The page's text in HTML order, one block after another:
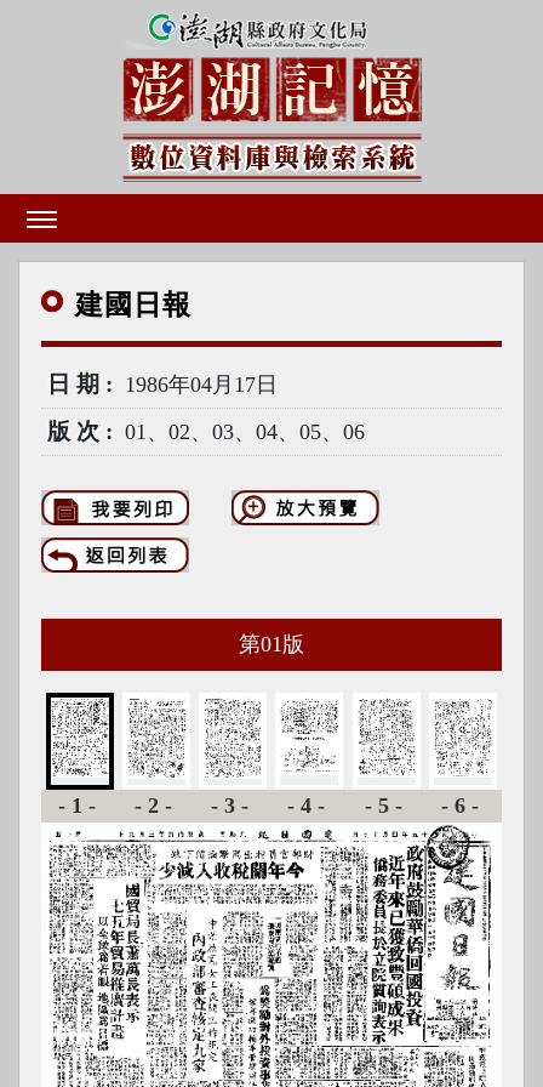
建國 日報
日期 1986年04月17日
版次 01、02、03、04、05、06
第01 版
-1- -2- -3- -4- -5- -6-